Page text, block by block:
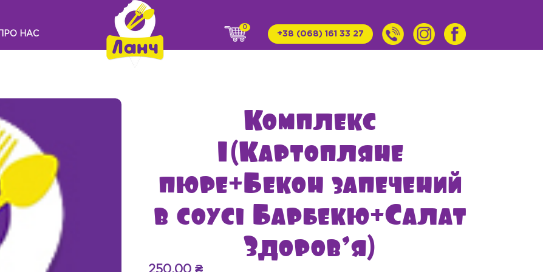
ПРО НАС
0
+38 (068) 161 33 27
Комплекс
1(Картопляне
пюре+Бекон запечений
в соусі Барбекю+Салат
Здоров’я)
250.00₴